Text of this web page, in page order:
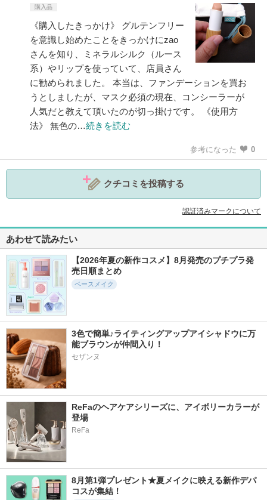
購入品
《購入したきっかけ》 グルテンフリー
を意識し始めたことをきっかけにzao
さんを知り、ミネラルシルク（ルース
系）やリップを使っていて、店員さん
に勧められました。 本当は、ファンデーションを買お
うとしましたが、マスク必須の現在、コンシーラーが
人気だと教えて頂いたのが切っ掛けです。 《使用方
法》 無色の…続きを読む
参考になった 0
クチコミを投稿する
認証済みマークについて
あわせて読みたい
【2026年夏の新作コスメ】8月発売のプチプラ発
売日順まとめ
ベースメイク
3色で簡単♪ライティングアップアイシャドウに万
能ブラウンが仲間入り！
セザンヌ
ReFaのヘアケアシリーズに、アイボリーカラーが
登場
ReFa
8月第1弾プレゼント★夏メイクに映える新作デパ
コスが集結！